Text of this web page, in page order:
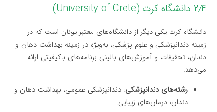
۲٫۴ دانشگاه کرت (University of Crete)
دانشگاه کرت یکی دیگر از دانشگاه‌های معتبر یونان است که در
زمینه دندانپزشکی و علوم پزشکی، به‌ویژه در زمینه بهداشت دهان و
دندان، تحقیقات و آموزش‌های بالینی برنامه‌های باکیفیتی ارائه
می‌دهد.
رشته‌های دندانپزشکی: دندانپزشکی عمومی، بهداشت دهان و
دندان، درمان‌های زیبایی.